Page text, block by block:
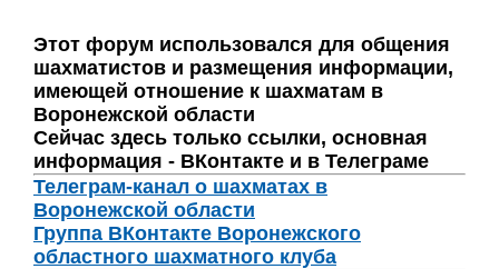
Этот форум использовался для общения
шахматистов и размещения информации,
имеющей отношение к шахматам в
Воронежской области
Сейчас здесь только ссылки, основная
информация - ВКонтакте и в Телеграме
Телеграм-канал о шахматах в
Воронежской области
Группа ВКонтакте Воронежского
областного шахматного клуба